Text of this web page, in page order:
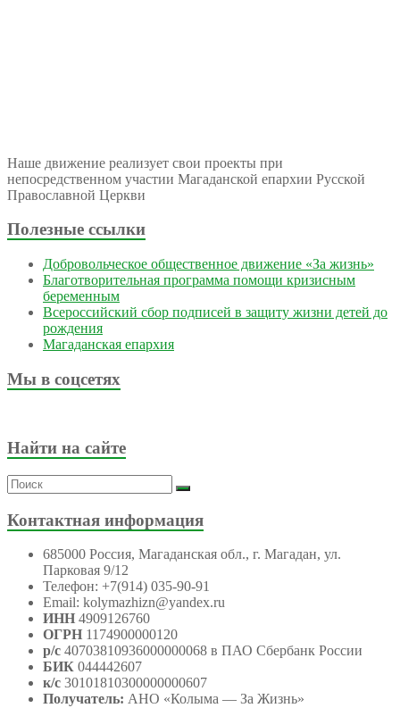
Наше движение реализует свои проекты при
непосредственном участии Магаданской епархии Русской
Православной Церкви
Полезные ссылки
Добровольческое общественное движение «За жизнь»
Благотворительная программа помощи кризисным
беременным
Всероссийский сбор подписей в защиту жизни детей до
рождения
Магаданская епархия
Мы в соцсетях
Найти на сайте
Контактная информация
685000 Россия, Магаданская обл., г. Магадан, ул.
Парковая 9/12
Телефон: +7(914) 035-90-91
Email: kolymazhizn@yandex.ru
ИНН 4909126760
ОГРН 1174900000120
р/с 40703810936000000068 в ПАО Сбербанк России
БИК 044442607
к/с 30101810300000000607
Получатель: АНО «Колыма — За Жизнь»